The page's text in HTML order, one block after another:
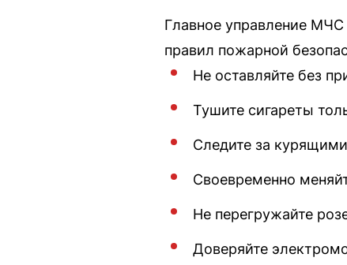
Главное управление
правил пожарной
Не оставляйте без
Тушите сигареты
Следите за
Своевременно
Не перегружайте
Доверяйте